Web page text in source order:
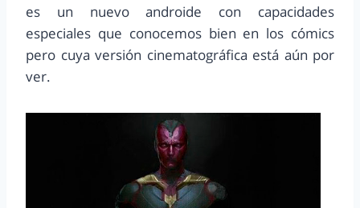
es un nuevo androide con capacidades
especiales que conocemos bien en los cómics
pero cuya versión cinematográfica está aún por
ver.